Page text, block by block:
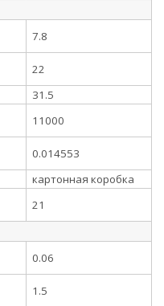
7.8
22
31.5
11000
0.014553
картонная коробка
21
0.06
1.5